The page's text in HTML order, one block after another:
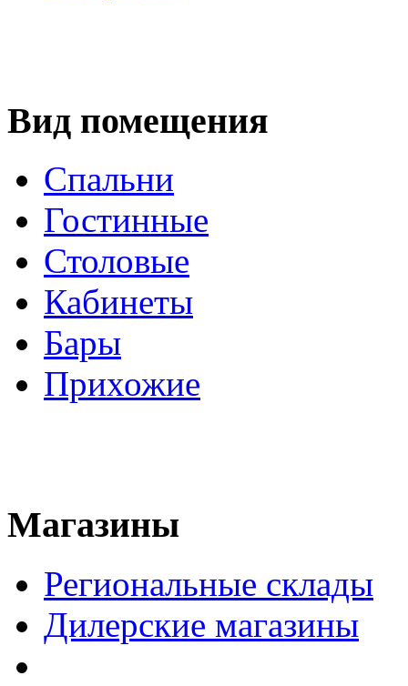
Вид помещения
Спальни
Гостинные
Столовые
Кабинеты
Бары
Прихожие
Магазины
Региональные склады
Дилерские магазины